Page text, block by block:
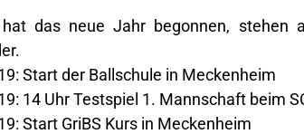
das neue Jahr begonnen, stehen
Start der Ballschule in Meckenheim
14 Uhr Testspiel 1. Mannschaft beim
Start GriBS Kurs in Meckenheim